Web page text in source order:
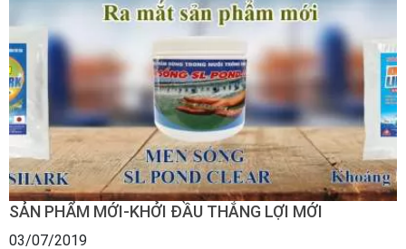
SẢN PHẨM MỚI-KHỞI ĐẦU THẮNG LỢI MỚI
03/07/2019